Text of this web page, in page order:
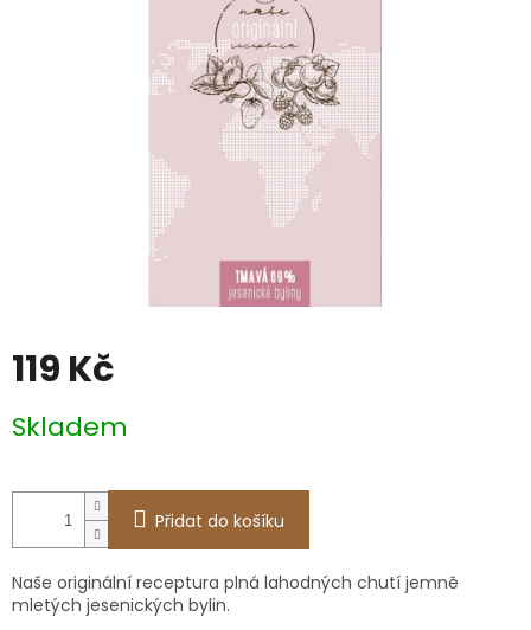
119 Kč
cena:
Skladem
Přidat do košíku
Naše originální receptura plná lahodných chutí jemně
mletých jesenických bylin.